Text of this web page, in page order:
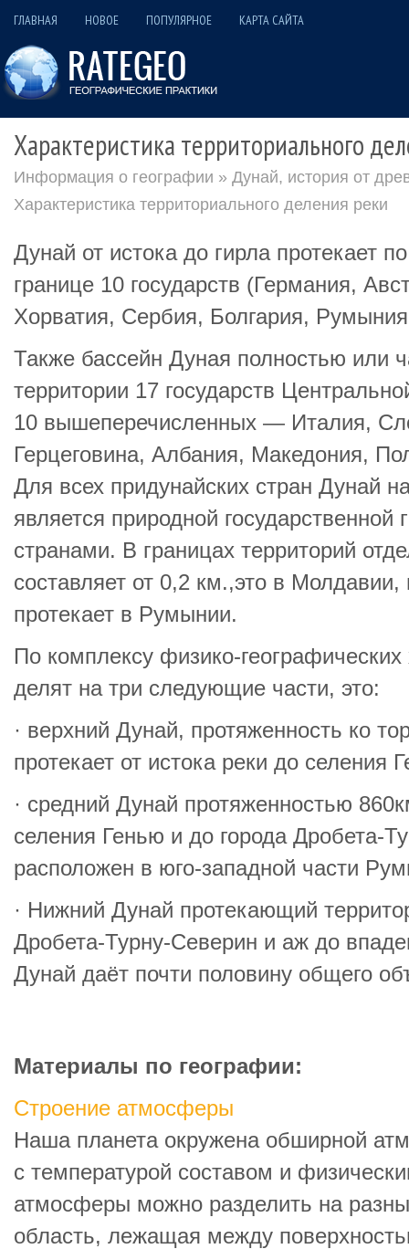
ГЛАВНАЯ НОВОЕ ПОПУЛЯРНОЕ КАРТА САЙТА
Характеристика территориального
Информация о географии » Дунай, история от
Характеристика территориального деления реки
Дунай от истока до гирла протекает
границе 10 государств (Германия,
Хорватия, Сербия, Болгария,
Также бассейн Дуная полностью или
территории 17 государств
10 вышеперечисленных — Италия,
Герцеговина, Албания, Македония,
Для всех придунайских стран Дунай
является природной государственной
странами. В границах территорий
составляет от 0,2 км.,это в
протекает в Румынии.
По комплексу физико-географических
делят на три следующие части, это:
· верхний Дунай, протяженность ко
протекает от истока реки до селения
· средний Дунай протяженностью
селения Генью и до города Дробета-
расположен в юго-западной части
· Нижний Дунай протекающий
Дробета-Турну-Северин и аж до
Дунай даёт почти половину общего
Материалы по географии:
Строение атмосферы
Наша планета окружена обширной
с температурой составом и
атмосферы можно разделить на
область, лежащая между